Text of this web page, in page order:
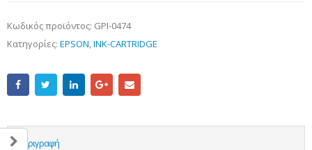
Κωδικός προϊόντος: GPI-0474
Κατηγορίες: EPSON,INK-CARTRIDGE
Περιγραφή